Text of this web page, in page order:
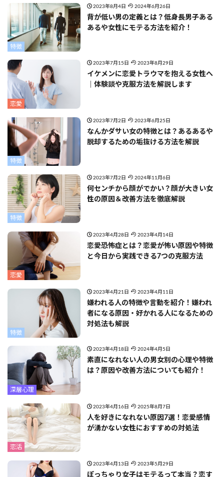
特徴
2023年8月4日 2024年6月26日
背が低い男の定義とは？低身長男子ある
あるや女性にモテる方法を紹介！
恋愛
2023年7月15日 2023年8月29日
イケメンに恋愛トラウマを抱える女性へ
｜体験談や克服方法を解説します
特徴
2023年7月2日 2023年6月25日
なんかダサい女の特徴とは？あるあるや
脱却するための垢抜ける方法を解説
特徴
2023年7月2日 2024年11月6日
何センチから顔がでかい？顔が大きい女
性の原因＆改善方法を徹底解説
恋愛
2023年4月28日 2023年4月14日
恋愛恐怖症とは？恋愛が怖い原因や特徴
と今日から実践できる7つの克服方法
特徴
2023年4月21日 2023年4月11日
嫌われる人の特徴や言動を紹介！嫌われ
者になる原因・好かれる人になるための
対処法も解説
深層心理
2023年4月18日 2024年4月5日
素直になれない人の男女別の心理や特徴
は？原因や改善方法についても紹介！
恋活
2023年4月16日 2025年8月7日
人を好きになれない原因7選！恋愛感情
が湧かない女性におすすめの対処法
2023年4月13日 2023年5月29日
ぽっちゃり女子はモテるって本当？恋す